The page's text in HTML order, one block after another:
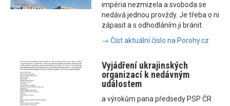
impéria nezmizela a svoboda se
nedává jednou provždy. Je třeba o ni
zápasit a s odhodláním ji bránit.
→ Číst aktuální číslo na Porohy.cz
Vyjádření ukrajinských
organizací k nedávným
událostem
a výrokům pana předsedy PSP ČR